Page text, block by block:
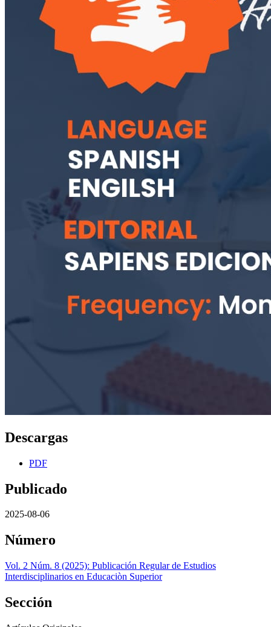
Descargas
PDF
Publicado
2025-08-06
Número
Vol. 2 Núm. 8 (2025): Publicación Regular de Estudios
Interdisciplinarios en Educaciòn Superior
Sección